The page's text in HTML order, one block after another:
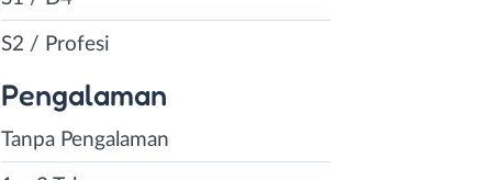
S2 / Profesi
Pengalaman
Tanpa Pengalaman